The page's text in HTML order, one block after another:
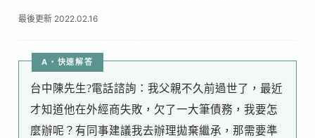
最後更新 2022.02.16
A・快速解答
台中陳先生?電話諮詢：我父親不久前過世了，最近
才知道他在外經商失敗，欠了一大筆債務，我要怎
麼辦呢？有同事建議我去辦理拋棄繼承，那需要準